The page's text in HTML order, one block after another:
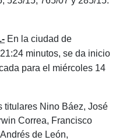
En la ciudad de
minutos, se da inicio
para el miércoles 14
titulares Nino Báez, José
Correa, Francisco
de León,